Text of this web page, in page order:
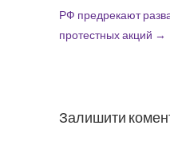
РФ предрекают
протестных акций →
Залишити